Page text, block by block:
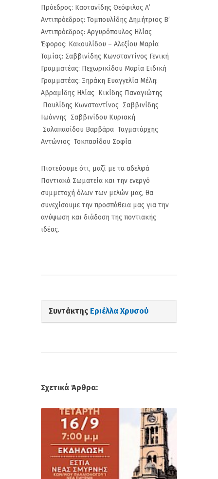
Πρόεδρος: Καστανίδης Θεόφιλος Α’
Αντιπρόεδρος: Τομπουλίδης Δημήτριος Β’
Αντιπρόεδρος: Αργυρόπουλος Ηλίας
Έφορος: Κακουλίδου – Αλεξίου Μαρία
Ταμίας: Σαββινίδης Κωνσταντίνος Γενική
Γραμματέας: Πεχωρικίδου Μαρία Ειδική
Γραμματέας: Ξηράκη Ευαγγελία Μέλη:
Αβραμίδης Ηλίας Κικίδης Παναγιώτης
Παυλίδης Κωνσταντίνος Σαββινίδης
Ιωάννης Σαββινίδου Κυριακή
Σαλαπασίδου Βαρβάρα Ταγματάρχης
Αντώνιος Τοκπασίδου Σοφία
Πιστεύουμε ότι, μαζί με τα αδελφά
Ποντιακά Σωματεία και την ενεργό
συμμετοχή όλων των μελών μας, θα
συνεχίσουμε την προσπάθεια μας για την
ανύψωση και διάδοση της ποντιακής
ιδέας.
Συντάκτης Εριέλλα Χρυσού
Σχετικά Άρθρα: